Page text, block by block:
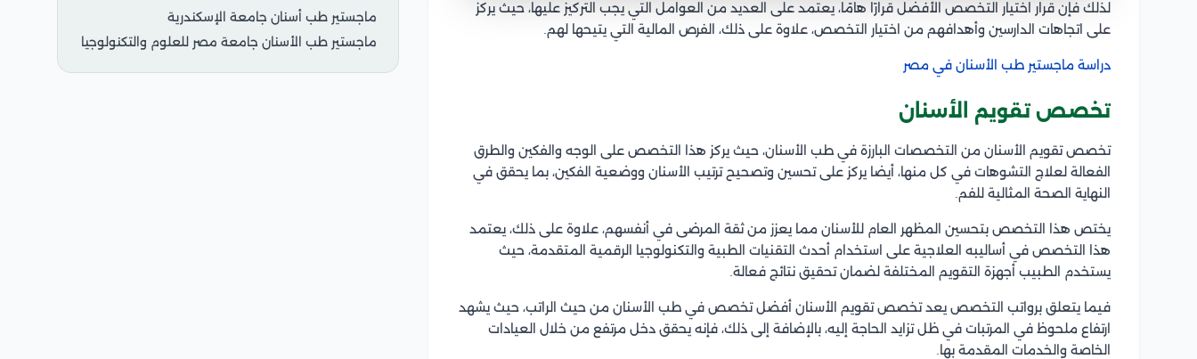
لذلك فإن قرار اختيار التخصص الأفضل قرارًا هامًا، يعتمد على العديد من العوامل التي يجب التركيز عليها، حيث يركز
على اتجاهات الدارسين وأهدافهم من اختيار التخصص، علاوة على ذلك، الفرص المالية التي يتيحها لهم.
دراسة ماجستير طب الأسنان في مصر
تخصص تقويم الأسنان
تخصص تقويم الأسنان من التخصصات البارزة في طب الأسنان، حيث يركز هذا التخصص على الوجه والفكين والطرق
الفعالة لعلاج التشوهات في كل منها، أيضا يركز على تحسين وتصحيح ترتيب الأسنان ووضعية الفكين، بما يحقق في
النهاية الصحة المثالية للفم.
يختص هذا التخصص بتحسين المظهر العام للأسنان مما يعزز من ثقة المرضى في أنفسهم، علاوة على ذلك، يعتمد
هذا التخصص في أساليبه العلاجية على استخدام أحدث التقنيات الطبية والتكنولوجيا الرقمية المتقدمة، حيث
يستخدم الطبيب أجهزة التقويم المختلفة لضمان تحقيق نتائج فعالة.
فيما يتعلق برواتب التخصص يعد تخصص تقويم الأسنان أفضل تخصص في طب الأسنان من حيث الراتب، حيث يشهد
ارتفاع ملحوظ في المرتبات في ظل تزايد الحاجة إليه، بالإضافة إلى ذلك، فإنه يحقق دخل مرتفع من خلال العيادات
الخاصة والخدمات المقدمة بها.
ماجستير طب أسنان جامعة الإسكندرية
ماجستير طب الأسنان جامعة مصر للعلوم والتكنولوجيا